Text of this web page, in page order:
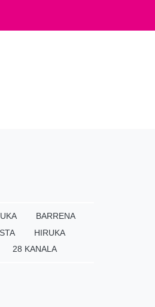
BARRENA
HIRUKA
28 KANALA